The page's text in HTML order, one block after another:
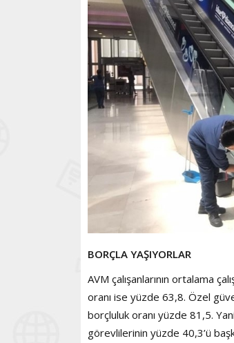
BORÇLA YAŞIYORLAR
AVM çalışanlarının ortalama
oranı ise yüzde 63,8. Özel
borçluluk oranı yüzde 81,5.
görevlilerinin yüzde 40,3’ü